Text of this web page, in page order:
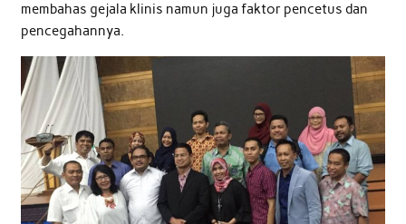
membahas gejala klinis namun juga faktor pencetus dan
pencegahannya.